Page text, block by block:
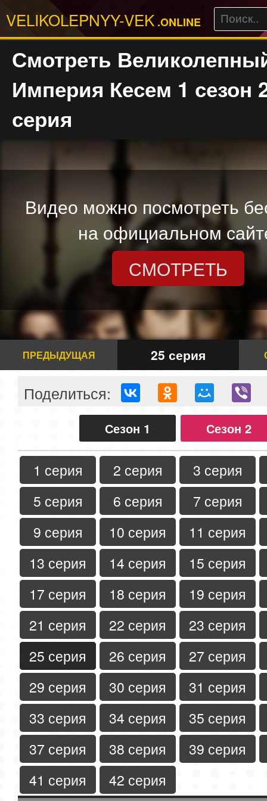
VELIKOLEPNYY-VEK .ONLINE
Смотреть
Империя Кесем 1 сезон
серия
Видео можно посмотреть
на официальном
СМОТРЕТЬ
ПРЕДЫДУЩАЯ 25 серия
Поделиться:
Сезон 1 Сезон 2
1 серия 2 серия
3 серия
5 серия
6 серия
7 серия
9 серия
10 серия
11 серия
13 серия
14 серия
15 серия
17 серия
18 серия
19 серия
21 серия
22 серия
23 серия
25 серия
26 серия
27 серия
29 серия
30 серия
31 серия
33 серия
34 серия
35 серия
37 серия
38 серия
39 серия
41 серия
42 серия